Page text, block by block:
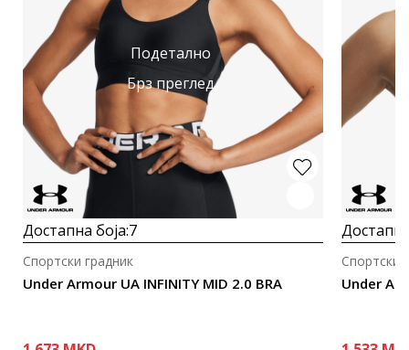
Подетално
Брз преглед
Достапна боја:7
Under Armour UA INFINITY MID 2.0 BRA
Спортски градник
Under
Спортски